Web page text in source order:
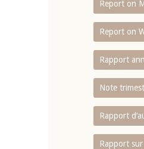
Report on
Report on
Rapport
Note
Rapport
Rapport